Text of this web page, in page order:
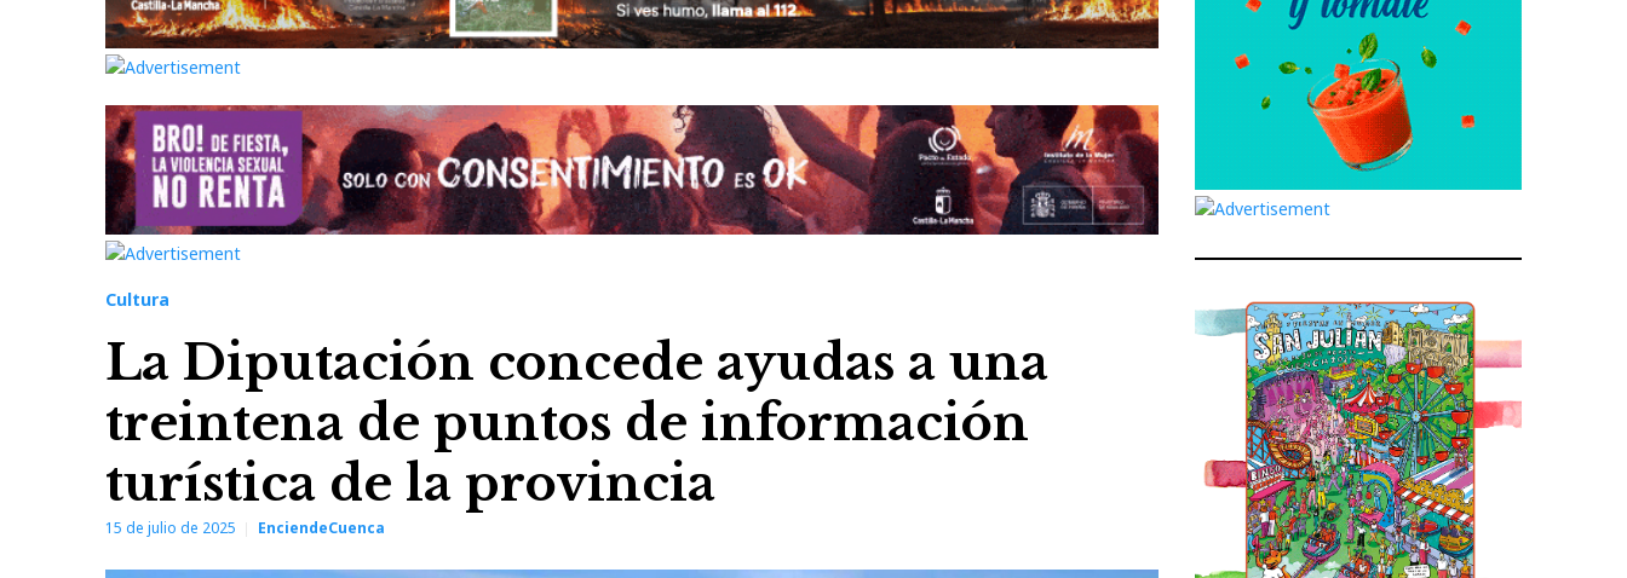
Cultura
La Diputación concede ayudas a una
treintena de puntos de información
turística de la provincia
15 de julio de 2025 EnciendeCuenca